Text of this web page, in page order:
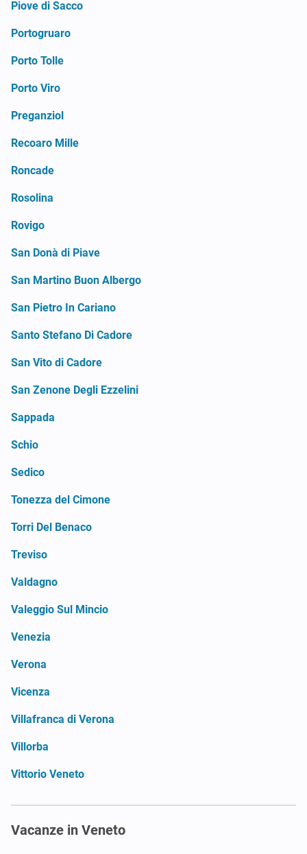
Piove di Sacco
Portogruaro
Porto Tolle
Porto Viro
Preganziol
Recoaro Mille
Roncade
Rosolina
Rovigo
San Donà di Piave
San Martino Buon Albergo
San Pietro In Cariano
Santo Stefano Di Cadore
San Vito di Cadore
San Zenone Degli Ezzelini
Sappada
Schio
Sedico
Tonezza del Cimone
Torri Del Benaco
Treviso
Valdagno
Valeggio Sul Mincio
Venezia
Verona
Vicenza
Villafranca di Verona
Villorba
Vittorio Veneto
Vacanze in Veneto